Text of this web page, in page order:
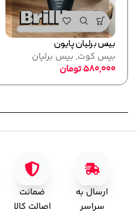
بیس برلیان پایون
بیس کوت, بیس برلیان
580,000تومان
ارسال به
سراسر
ضمانت
اصالت کالا